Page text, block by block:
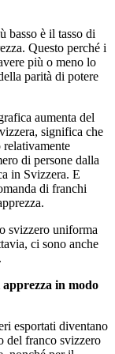
basso è il tasso di
Questo perché i
più o meno lo
parità di potere
aumenta del
significa che
di persone dalla
in Svizzera. E
di franchi
svizzero uniforma
ci sono anche
apprezza in modo
esportati diventano
del franco svizzero